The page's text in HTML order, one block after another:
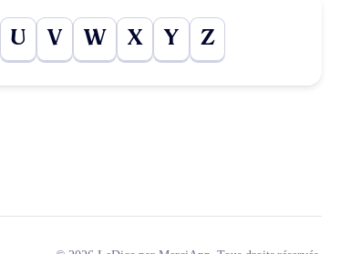
U V W X Y Z